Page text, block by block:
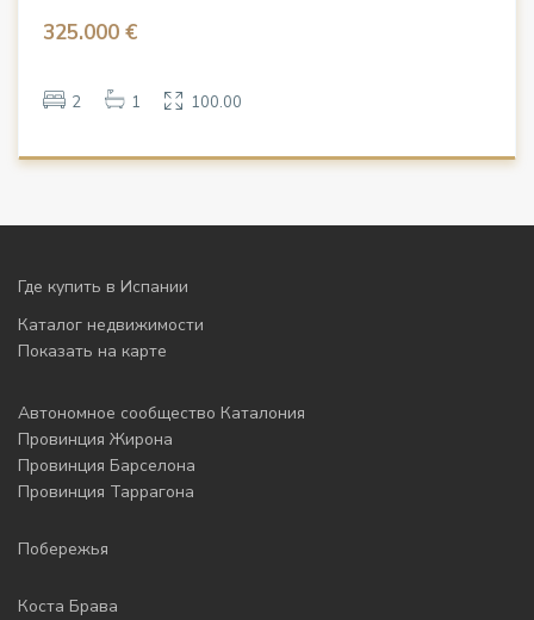
325.000 €
2 1 100.00
Где купить в Испании
Каталог недвижимости
Показать на карте
Автономное сообщество Каталония
Провинция Жирона
Провинция Барселона
Провинция Таррагона
Побережья
Коста Брава